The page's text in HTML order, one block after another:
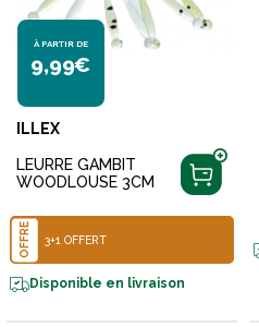
À PARTIR DE
9,99€
ILLEX
LEURRE GAMBIT
WOODLOUSE 3CM
OFFRE 3+1 OFFERT
Disponible en livraison